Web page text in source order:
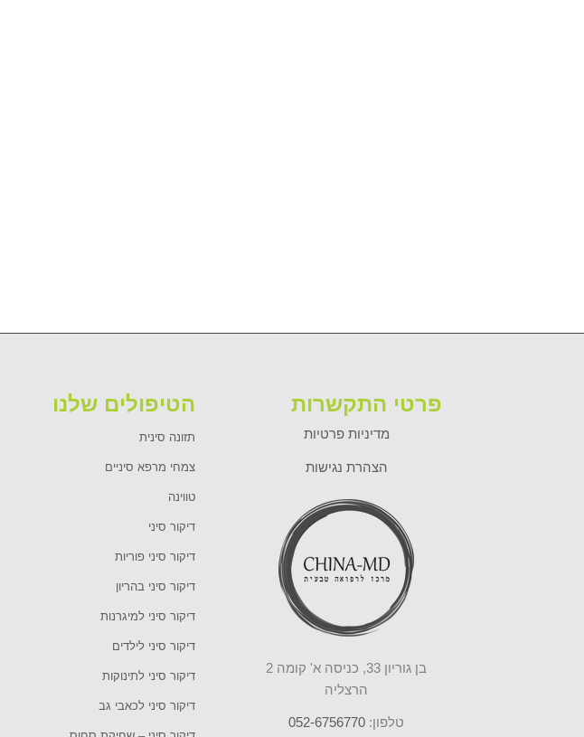
הטיפולים שלנו
תזונה סינית
צמחי מרפא סיניים
טווינה
דיקור סיני
דיקור סיני פוריות
דיקור סיני בהריון
דיקור סיני למיגרנות
דיקור סיני לילדים
דיקור סיני לתינוקות
דיקור סיני לכאבי גב
פרטי התקשרות
מדיניות פרטיות
הצהרת נגישות
בן גוריון 33, כניסה א' קומה 2
הרצליה
טלפון: 052-6756770